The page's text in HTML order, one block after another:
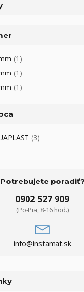
(1)
(1)
(1)
(3)
Potrebujete poradiť?
0902 527 909
(Po-Pia, 8-16 hod.)
info@instamat.sk